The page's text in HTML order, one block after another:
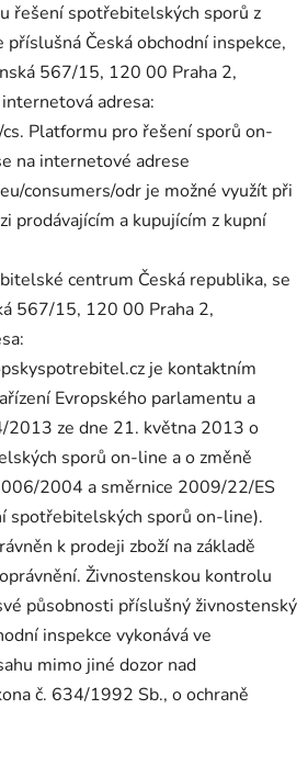
řešení spotřebitelských sporů z
Česká obchodní inspekce,
567/15, 120 00 Praha 2,
adresa:
Platformu pro řešení sporů on-
na internetové adrese
consumers/odr je možné využít při
prodávajícím a kupujícím z kupní
centrum Česká republika, se
567/15, 120 00 Praha 2,
je kontaktním
Evropského parlamentu a
2013 ze dne 21. května 2013 o
sporů on-line a o změně
2004 a směrnice 2009/22/ES
spotřebitelských sporů on-line).
k prodeji zboží na základě
Živnostenskou kontrolu
působnosti příslušný živnostenský
inspekce vykonává ve
mimo jiné dozor nad
č. 634/1992 Sb., o ochraně